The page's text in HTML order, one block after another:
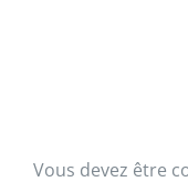
Vous devez être